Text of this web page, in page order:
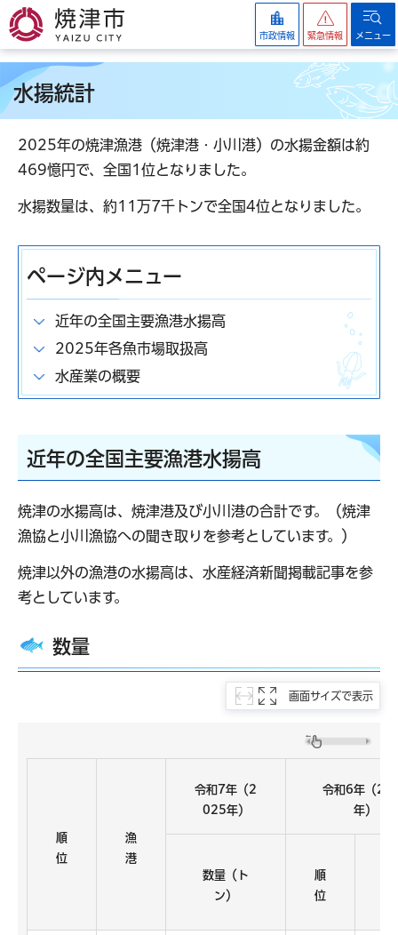
焼津市
市政情報 緊急情報 メニュー
水揚統計
2025年の焼津漁港（焼津港・小川港）の水揚金額は約
469憶円で、全国1位となりました。
水揚数量は、約11万7千トンで全国4位となりました。
ページ内メニュー
近年の全国主要漁港水揚高
2025年各魚市場取扱高
水産業の概要
近年の全国主要漁港水揚高
焼津の水揚高は、焼津港及び小川港の合計です。（焼津
漁協と小川漁協への聞き取りを参考としています。）
焼津以外の漁港の水揚高は、水産経済新聞掲載記事を参
考としています。
数量
画面サイズで表示
順
位
漁
港
令和7年（2
025年）
令和6年（
年）
数量（ト
ン）
順
位